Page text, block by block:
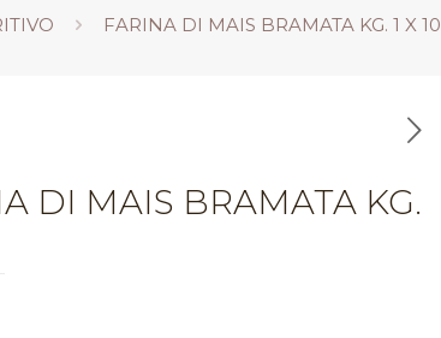
FARINA DI MAIS BRAMATA KG. 1 X 10
DI MAIS BRAMATA KG.